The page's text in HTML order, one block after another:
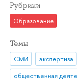
Рубрики
Образование
Темы
СМИ экспертиза